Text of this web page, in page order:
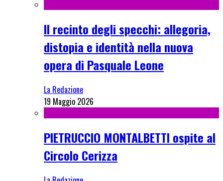
Il recinto degli specchi: allegoria,
distopia e identità nella nuova
opera di Pasquale Leone
La Redazione
19 Maggio 2026
PIETRUCCIO MONTALBETTI ospite al
Circolo Cerizza